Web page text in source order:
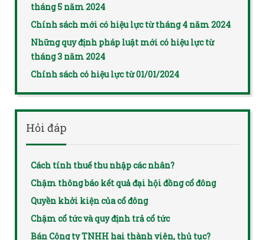
tháng 5 năm 2024
Chính sách mới có hiệu lực từ tháng 4 năm 2024
Những quy định pháp luật mới có hiệu lực từ
tháng 3 năm 2024
Chính sách có hiệu lực từ 01/01/2024
Hỏi đáp
Cách tính thuế thu nhập các nhân?
Chậm thông báo kết quả đại hội đồng cổ đông
Quyền khởi kiện của cổ đông
Chậm cổ tức và quy định trả cổ tức
Bán Công ty TNHH hai thành viên, thủ tục?